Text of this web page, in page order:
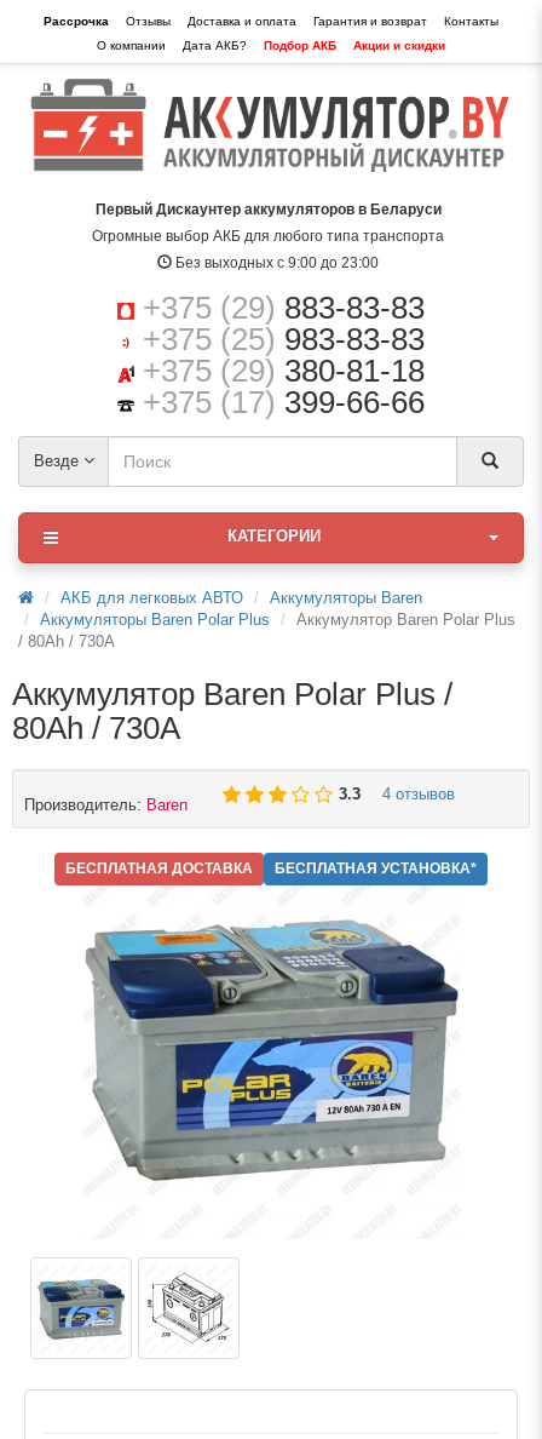
Рассрочка Отзывы Доставка и оплата Гарантия и возврат
Контакты
О компании
Дата АКБ? Подбор АКБ Акции и скидки
Первый Дискаунтер аккумуляторов в Беларуси
Огромные выбор АКБ для любого типа транспорта
Без выходных с 9:00 до 23:00
+375 (29) 883-83-83
+375 (25) 983-83-83
+375 (29) 380-81-18
+375 (17) 399-66-66
Везде
КАТЕГОРИИ
АКБ для легковых АВТО
Аккумуляторы Baren
Аккумуляторы Baren Polar Plus
Аккумулятор Baren Polar Plus
/ 80Ah / 730А
Аккумулятор Baren Polar Plus /
80Ah / 730А
Производитель: Baren
3.3 4 отзывов
БЕСПЛАТНАЯ ДОСТАВКА БЕСПЛАТНАЯ УСТАНОВКА*